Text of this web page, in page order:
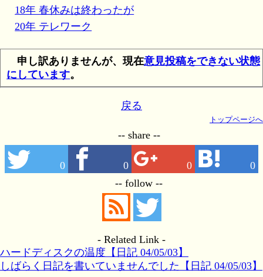
18年 春休みは終わったが
20年 テレワーク
申し訳ありませんが、現在意見投稿をできない状態
にしています。
戻る
トップページへ
-- share --
0 0 0 0
-- follow --
- Related Link -
ハードディスクの温度【日記 04/05/03】
しばらく日記を書いていませんでした【日記 04/05/03】